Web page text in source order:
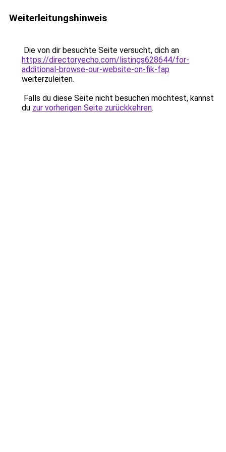
Weiterleitungshinweis
Die von dir besuchte Seite versucht, dich an
https://directoryecho.com/listings628644/for-
additional-browse-our-website-on-fik-fap
weiterzuleiten.
Falls du diese Seite nicht besuchen möchtest, kannst
du zur vorherigen Seite zurückkehren.